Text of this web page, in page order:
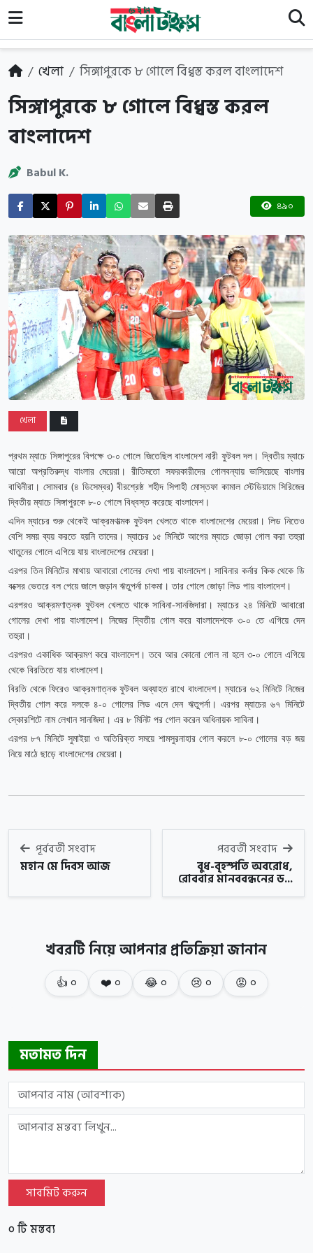
খেলা সিঙ্গাপুরকে ৮ গোলে বিধ্বস্ত করল বাংলাদেশ
সিঙ্গাপুরকে ৮ গোলে বিধ্বস্ত করল
বাংলাদেশ
Babul K.
৪৯০
খেলা
প্রথম ম্যাচে সিঙ্গাপুরের বিপক্ষে ৩-০ গোলে জিতেছিল বাংলাদেশ নারী ফুটবল দল। দ্বিতীয় ম্যাচে
আরো অপ্রতিরুদ্ধ বাংলার মেয়েরা। রীতিমতো সফরকারীদের গোলবন্যায় ভাসিয়েছে বাংলার
বাঘিনীরা। সোমবার (৪ ডিসেম্বর) বীরশ্রেষ্ঠ শহীদ সিপাহী মোস্তফা কামাল স্টেডিয়ামে সিরিজের
দ্বিতীয় ম্যাচে সিঙ্গাপুরকে ৮-০ গোলে বিধ্বস্ত করেছে বাংলাদেশ।
এদিন ম্যাচের শুরু থেকেই আক্রমণাত্মক ফুটবল খেলতে থাকে বাংলাদেশের মেয়েরা। লিড নিতেও
বেশি সময় ব্যয় করতে হয়নি তাদের। ম্যাচের ১৫ মিনিটে আগের ম্যাচে জোড়া গোল করা তহুরা
খাতুনের গোলে এগিয়ে যায় বাংলাদেশের মেয়েরা।
এরপর তিন মিনিটের মাথায় আবারো গোলের দেখা পায় বাংলাদেশ। সাবিনার কর্নার কিক থেকে ডি
বক্সের ভেতরে বল পেয়ে জালে জড়ান ঋতুপর্না চাকমা। তার গোলে জোড়া লিড পায় বাংলাদেশ।
এরপরও আক্রমণাত্নক ফুটবল খেলতে থাকে সাবিনা-সানজিদারা। ম্যাচের ২৪ মিনিটে আবারো
গোলের দেখা পায় বাংলাদেশ। নিজের দ্বিতীয় গোল করে বাংলাদেশকে ৩-০ তে এগিয়ে দেন
তহুরা।
এরপরও একাধিক আক্রমণ করে বাংলাদেশ। তবে আর কোনো গোল না হলে ৩-০ গোলে এগিয়ে
থেকে বিরতিতে যায় বাংলাদেশ।
বিরতি থেকে ফিরেও আক্রমণাত্নক ফুটবল অব্যাহত রাখে বাংলাদেশ। ম্যাচের ৬২ মিনিটে নিজের
দ্বিতীয় গোল করে দলকে ৪-০ গোলের লিড এনে দেন ঋতুপর্না। এরপর ম্যাচের ৬৭ মিনিটে
স্কোরশিটে নাম লেখান সানজিদা। এর ৮ মিনিট পর গোল করেন অধিনায়ক সাবিনা।
এরপর ৮৭ মিনিটে সুমাইয়া ও অতিরিক্ত সময়ে শামসুরনাহার গোল করলে ৮-০ গোলের বড় জয়
নিয়ে মাঠে ছাড়ে বাংলাদেশের মেয়েরা।
পূর্ববর্তী সংবাদ
মহান মে দিবস আজ
পরবর্তী সংবাদ
বুধ-বৃহস্পতি অবরোধ,
রোববার মানববন্ধনের ড...
খবরটি নিয়ে আপনার প্রতিক্রিয়া জানান
👍০ ❤️০ 😂০ 😢০ 😡০
মতামত দিন
সাবমিট করুন
০ টি মন্তব্য